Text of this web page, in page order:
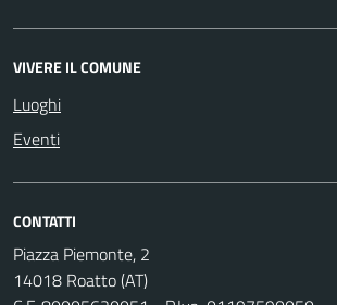
VIVERE IL COMUNE
Luoghi
Eventi
CONTATTI
Piazza Piemonte, 2
14018 Roatto (AT)